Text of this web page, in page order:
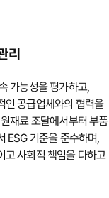
리
가능성을 평가하고,
인 공급업체와의 협력을
재료 조달에서부터 부품
ESG 기준을 준수하며,
고 사회적 책임을 다하고